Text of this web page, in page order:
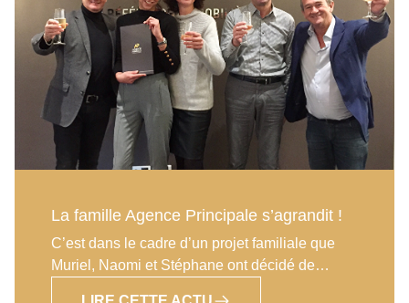
longue expérience des membres du réseau et
profitera des outils, méthodes et savoir faire de
l’enseigne pour atteindre les résultats très
élevés des franchisés AP et apprendre ce
nouveau métier. Son cycle de formation et
d’immersion débutera dès le mois de janvier
pour une ouverture d’agence prévue au
La famille Agence Principale s’agrandit !
C’est dans le cadre d’un projet familiale que
Muriel, Naomi et Stéphane ont décidé de